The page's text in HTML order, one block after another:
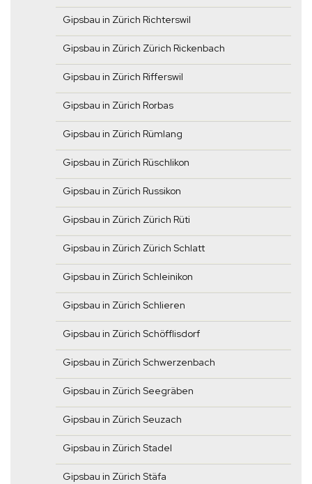
Gipsbau in Zürich Richterswil
Gipsbau in Zürich Zürich Rickenbach
Gipsbau in Zürich Rifferswil
Gipsbau in Zürich Rorbas
Gipsbau in Zürich Rümlang
Gipsbau in Zürich Rüschlikon
Gipsbau in Zürich Russikon
Gipsbau in Zürich Zürich Rüti
Gipsbau in Zürich Zürich Schlatt
Gipsbau in Zürich Schleinikon
Gipsbau in Zürich Schlieren
Gipsbau in Zürich Schöfflisdorf
Gipsbau in Zürich Schwerzenbach
Gipsbau in Zürich Seegräben
Gipsbau in Zürich Seuzach
Gipsbau in Zürich Stadel
Gipsbau in Zürich Stäfa